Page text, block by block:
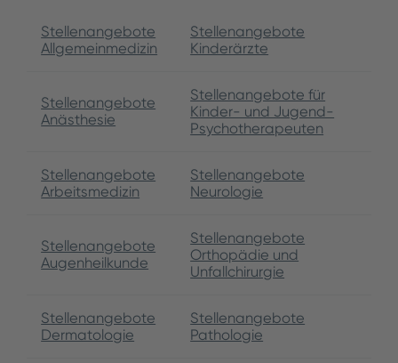
Stellenangebote
Allgemeinmedizin
Stellenangebote
Kinderärzte
Stellenangebote
Anästhesie
Stellenangebote für
Kinder- und Jugend-
Psychotherapeuten
Stellenangebote
Arbeitsmedizin
Stellenangebote
Neurologie
Stellenangebote
Augenheilkunde
Stellenangebote
Orthopädie und
Unfallchirurgie
Stellenangebote
Dermatologie
Stellenangebote
Pathologie